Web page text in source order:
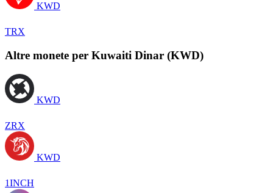
KWD
TRX
Altre monete per Kuwaiti Dinar (KWD)
KWD
ZRX
KWD
1INCH